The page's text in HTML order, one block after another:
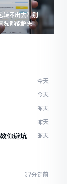
转不出去？别
况都能解决
今天
今天
昨天
昨天
你避坑 昨天
37分钟前